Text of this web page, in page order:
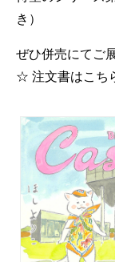
き）
ぜひ併売にてご
☆ 注文書はこち